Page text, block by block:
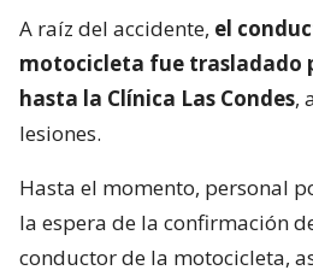
A raíz del accidente, el
motocicleta fue trasladado
hasta la Clínica Las Condes,
lesiones.
Hasta el momento, personal
la espera de la confirmación
conductor de la motocicleta,